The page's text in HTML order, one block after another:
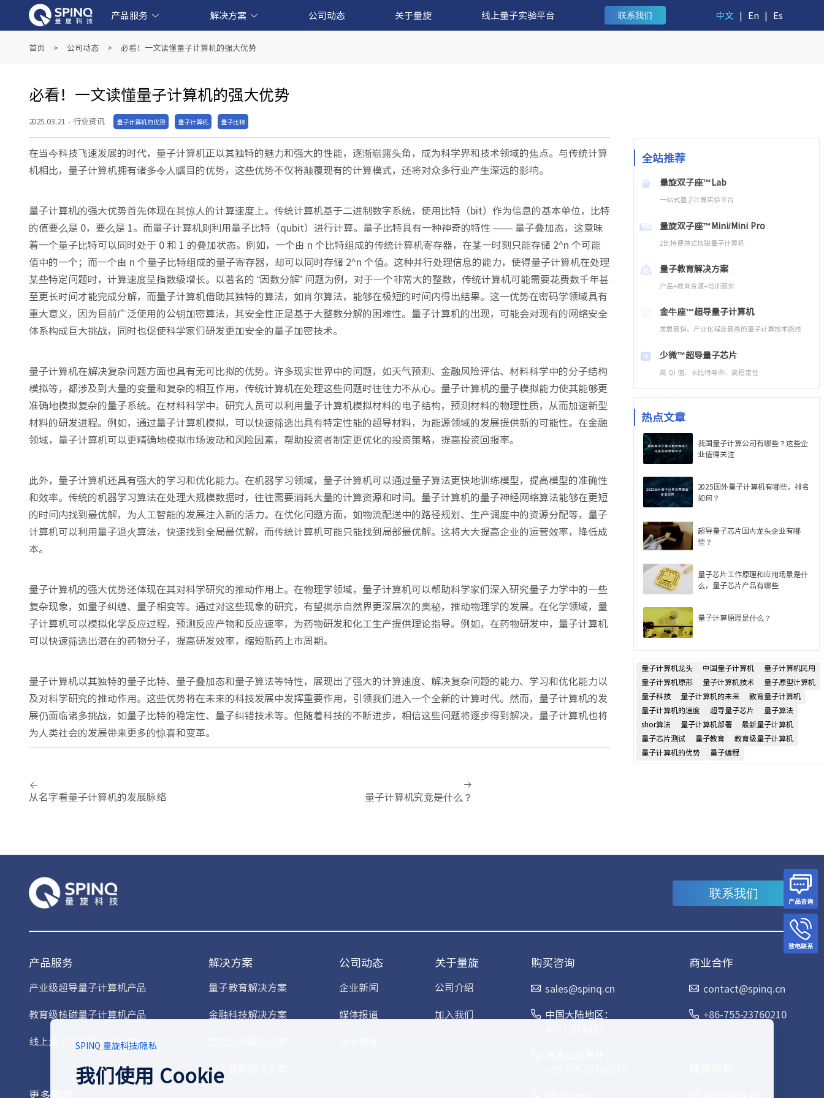
产品服务
产业级超导量子计算机产品
教育级核磁量子计算机产品
线上量子实验平台和软件产品
解决方案
量子教育解决方案
金融科技解决方案
生物医药解决方案
人工智能解决方案
公司动态 关于量旋 线上量子实验平台 联系我们 中文 | En | Es
首页 > 公司动态 > 必看！一文读懂量子计算机的强大优势
必看！一文读懂量子计算机的强大优势
2025.03.21 · 行业资讯 量子计算机的优势 量子计算机 量子比特
在当今科技飞速发展的时代，量子计算机正以其独特的魅力和强大的性能，逐渐崭露头角，成为科学界和技术领域的焦点。与传统计算
机相比，量子计算机拥有诸多令人瞩目的优势，这些优势不仅将颠覆现有的计算模式，还将对众多行业产生深远的影响。​
量子计算机的强大优势首先体现在其惊人的计算速度上。传统计算机基于二进制数字系统，使用比特（bit）作为信息的基本单位，比特
的值要么是 0，要么是 1。而量子计算机则利用量子比特（qubit）进行计算。量子比特具有一种神奇的特性 —— 量子叠加态，这意味
着一个量子比特可以同时处于 0 和 1 的叠加状态。例如，一个由 n 个比特组成的传统计算机寄存器，在某一时刻只能存储 2^n 个可能
值中的一个；而一个由 n 个量子比特组成的量子寄存器，却可以同时存储 2^n 个值。这种并行处理信息的能力，使得量子计算机在处理
某些特定问题时，计算速度呈指数级增长。以著名的 “因数分解” 问题为例，对于一个非常大的整数，传统计算机可能需要花费数千年甚
至更长时间才能完成分解，而量子计算机借助其独特的算法，如肖尔算法，能够在极短的时间内得出结果。这一优势在密码学领域具有
重大意义，因为目前广泛使用的公钥加密算法，其安全性正是基于大整数分解的困难性。量子计算机的出现，可能会对现有的网络安全
体系构成巨大挑战，同时也促使科学家们研发更加安全的量子加密技术。​
量子计算机在解决复杂问题方面也具有无可比拟的优势。许多现实世界中的问题，如天气预测、金融风险评估、材料科学中的分子结构
模拟等，都涉及到大量的变量和复杂的相互作用，传统计算机在处理这些问题时往往力不从心。量子计算机的量子模拟能力使其能够更
准确地模拟复杂的量子系统。在材料科学中，研究人员可以利用量子计算机模拟材料的电子结构，预测材料的物理性质，从而加速新型
材料的研发进程。例如，通过量子计算机模拟，可以快速筛选出具有特定性能的超导材料，为能源领域的发展提供新的可能性。在金融
领域，量子计算机可以更精确地模拟市场波动和风险因素，帮助投资者制定更优化的投资策略，提高投资回报率。​
此外，量子计算机还具有强大的学习和优化能力。在机器学习领域，量子计算机可以通过量子算法更快地训练模型，提高模型的准确性
和效率。传统的机器学习算法在处理大规模数据时，往往需要消耗大量的计算资源和时间。量子计算机的量子神经网络算法能够在更短
的时间内找到最优解，为人工智能的发展注入新的活力。在优化问题方面，如物流配送中的路径规划、生产调度中的资源分配等，量子
计算机可以利用量子退火算法，快速找到全局最优解，而传统计算机可能只能找到局部最优解。这将大大提高企业的运营效率，降低成
本。​
量子计算机的强大优势还体现在其对科学研究的推动作用上。在物理学领域，量子计算机可以帮助科学家们深入研究量子力学中的一些
复杂现象，如量子纠缠、量子相变等。通过对这些现象的研究，有望揭示自然界更深层次的奥秘，推动物理学的发展。在化学领域，量
子计算机可以模拟化学反应过程，预测反应产物和反应速率，为药物研发和化工生产提供理论指导。例如，在药物研发中，量子计算机
可以快速筛选出潜在的药物分子，提高研发效率，缩短新药上市周期。​
量子计算机以其独特的量子比特、量子叠加态和量子算法等特性，展现出了强大的计算速度、解决复杂问题的能力、学习和优化能力以
及对科学研究的推动作用。这些优势将在未来的科技发展中发挥重要作用，引领我们进入一个全新的计算时代。然而，量子计算机的发
展仍面临诸多挑战，如量子比特的稳定性、量子纠错技术等。但随着科技的不断进步，相信这些问题将逐步得到解决，量子计算机也将
为人类社会的发展带来更多的惊喜和变革。
从名字看量子计算机的发展脉络 量子计算机究竟是什么？
全站推荐
量旋双子座™Lab
一站式量子计算实验平台
量旋双子座™Mini/Mini Pro
2比特便携式核磁量子计算机
量子教育解决方案
产品+教育资源+培训服务
金牛座™超导量子计算机
发展最快、产业化程度最高的量子计算技术路线
少微™超导量子芯片
高 Qi 值、长比特寿命、高稳定性
热点文章
我国量子计算公司有哪些？这些企
业值得关注
2025国外量子计算机有哪些，排名
如何？
超导量子芯片国内龙头企业有哪
些？
量子芯片工作原理和应用场景是什
么，量子芯片产品有哪些
量子计算原理是什么？
量子计算机龙头 中国量子计算机
量子计算机民用
量子计算机原形
量子计算机技术
量子原型计算机
量子科技
量子计算机的未来
教育量子计算机
量子计算机的速度
超导量子芯片
量子算法
shor算法
量子计算机部署
最新量子计算机
量子芯片测试
量子教育
教育级量子计算机
量子计算机的优势
量子编程
产品咨询
致电联系
联系我们
产品服务
产业级超导量子计算机产品
教育级核磁量子计算机产品
线上量子实验平台和软件产品
更多链接
解决方案
量子教育解决方案
金融科技解决方案
人工智能解决方案
公司动态
企业新闻
媒体报道
关于量旋
公司介绍
加入我们
购买咨询
sales@spinq.cn
中国大陆地区：
商业合作
contact@spinq.cn
+86-755-23760210
SPINQ 量旋科技/隐私
我们使用 Cookie